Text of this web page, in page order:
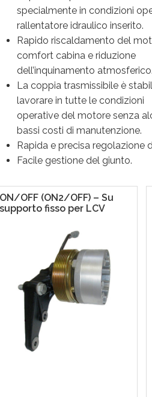
specialmente in condizioni
rallentatore idraulico inserito.
Rapido riscaldamento del
comfort cabina e riduzione
dell’inquinamento atmosferico.
La coppia trasmissibile è
lavorare in tutte le condizioni
operative del motore senza
bassi costi di manutenzione.
Rapida e precisa regolazione
Facile gestione del giunto.
ON/OFF (ON2/OFF) – Su
supporto fisso per LCV